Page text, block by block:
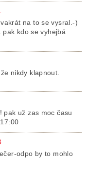
na to se vysral.-)
kdo se vyhejbá
nikdy klapnout.
pak už zas moc času
odpo by to mohlo